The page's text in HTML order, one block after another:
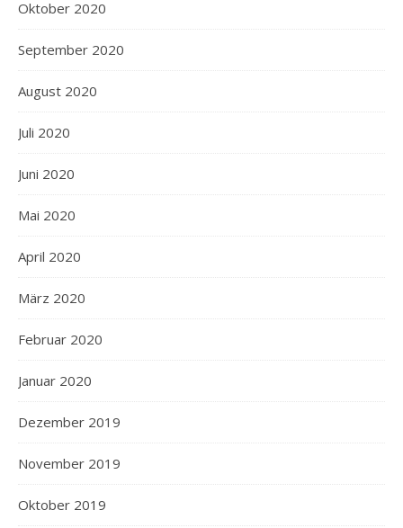
Oktober 2020
September 2020
August 2020
Juli 2020
Juni 2020
Mai 2020
April 2020
März 2020
Februar 2020
Januar 2020
Dezember 2019
November 2019
Oktober 2019